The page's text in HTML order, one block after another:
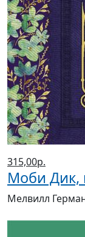
315,00р.
Моби Дик,
Мелвилл